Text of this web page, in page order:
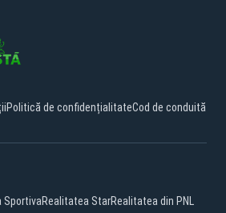
Politică de confidențialitateCod de conduită
SportivaRealitatea StarRealitatea din PNL